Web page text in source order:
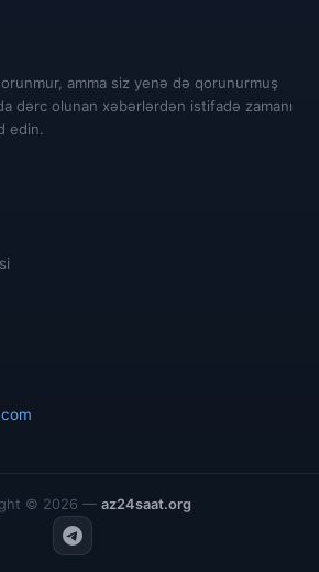
amma siz yenə də qorunurmuş
dərc olunan xəbərlərdən istifadə zamanı
edin.
© 2026 — az24saat.org